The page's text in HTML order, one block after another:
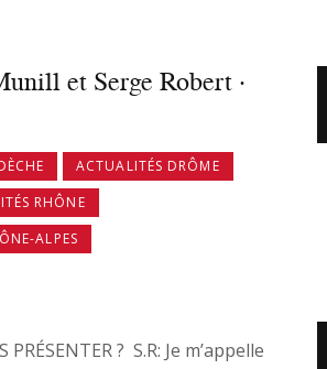
et Serge Robert ·
ACTUALITÉS DRÔME
RHÔNE
ALPES
? S.R: Je m’appelle